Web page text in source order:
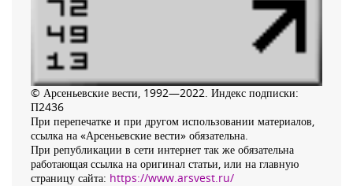
© Арсеньевские вести, 1992—2022. Индекс подписки:
П2436
При перепечатке и при другом использовании материалов,
ссылка на «Арсеньевские вести» обязательна.
При републикации в сети интернет так же обязательна
работающая ссылка на оригинал статьи, или на главную
страницу сайта: https://www.arsvest.ru/